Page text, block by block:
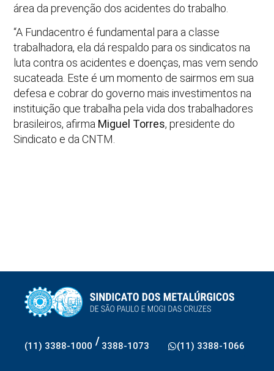
área da prevenção dos acidentes do trabalho.
“A Fundacentro é fundamental para a classe
trabalhadora, ela dá respaldo para os sindicatos na
luta contra os acidentes e doenças, mas vem sendo
sucateada. Este é um momento de sairmos em sua
defesa e cobrar do governo mais investimentos na
instituição que trabalha pela vida dos trabalhadores
brasileiros, afirma Miguel Torres, presidente do
Sindicato e da CNTM.
(11) 3388-1000 / 3388-1073 (11) 3388-1066